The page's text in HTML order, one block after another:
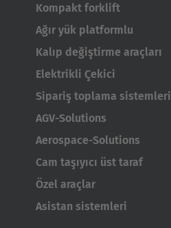
AMERICA
Kompakt forklift
Ağır yük platformlu
Kalıp değiştirme araçları
Elektrikli Çekici
Sipariş toplama sistemleri
AGV-Solutions
Aerospace-Solutions
Cam taşıyıcı üst taraf
Özel araçlar
Asistan sistemleri